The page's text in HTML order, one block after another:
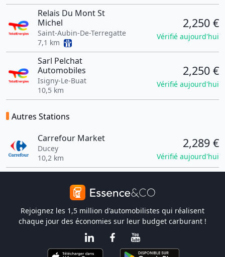
Relais Du Mont St
Michel
Saint-Aubin-De-Terregatte
7,1 km
2,250 €
Vérifié aujourd'hui
Sarl Pelchat
Automobiles
Isigny-Le-Buat
10,5 km
2,250 €
Vérifié aujourd'hui
Autres Stations
Carrefour Market
Ducey
10,2 km
2,289 €
Vérifié aujourd'hui
Rejoignez les 1,5 million d'automobilistes qui réalisent
chaque jour des économies sur leur budget carburant !